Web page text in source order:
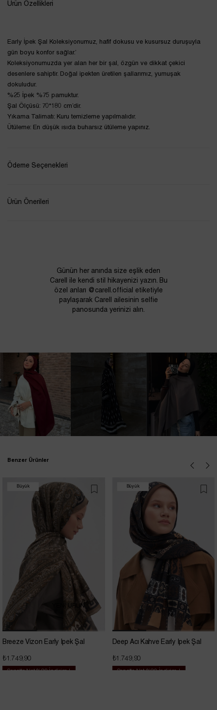
Ürün Özellikleri
Early İpek Şal Koleksiyonumuz, hafif dokusu ve kusursuz duruşuyla
gün boyu konfor sağlar.’
Koleksiyonumuzda yer alan her bir şal, özgün ve dikkat çekici
desenlere sahiptir. Doğal ipekten üretilen şallarımız, yumuşak
dokuludur.
%25 İpek %75 pamuktur.
Şal Ölçüsü: 70*180 cm’dir.
Yıkama Talimatı: Kuru temizleme yapılmalıdır.
Ütüleme: En düşük ısıda buharsız ütüleme yapınız.
Ödeme Seçenekleri
Ürün Önerileri
Günün her anında size eşlik eden
Carell ile kendi stil hikayenizi yazın. Bu
özel anları @carell.official etiketiyle
paylaşarak Carell ailesinin selfie
panosunda yerinizi alın.
Benzer Ürünler
YENİ ÜRÜN
Breeze Vizon Early İpek Şal
₺1.749,90
Sepette Net %20 İndirim !
Büyük
Deep Acı Kahve Early İpek Şal
₺1.749,90
Sepette Net %20 İndirim !
Büyük
İndirim